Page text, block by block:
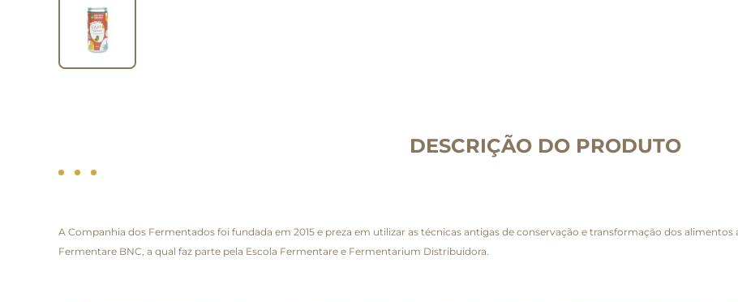
DESCRIÇÃO DO PRODUTO
A Companhia dos Fermentados foi fundada em 2015 e preza em utilizar as técnicas antigas de conservação e transformação dos
Fermentare BNC, a qual faz parte pela Escola Fermentare e Fermentarium Distribuidora.